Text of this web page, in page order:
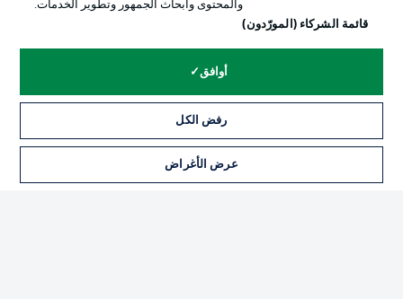
إدارة التفضيلات بيان الخصوصية
القنوات الناقلة
والمحتوى وأبحاث الجمهور وتطوير الخدمات.
قائمة الشركاء (المورّدون)
أوافق
رفض الكل
عرض الأغراض